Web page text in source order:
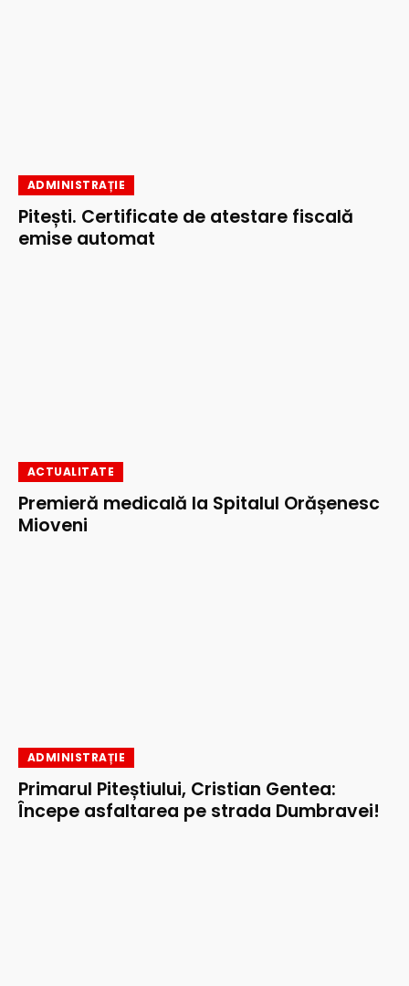
ADMINISTRAȚIE
Pitești. Certificate de atestare fiscală
emise automat
ACTUALITATE
Premieră medicală la Spitalul Orășenesc
Mioveni
ADMINISTRAȚIE
Primarul Piteștiului, Cristian Gentea:
Începe asfaltarea pe strada Dumbravei!